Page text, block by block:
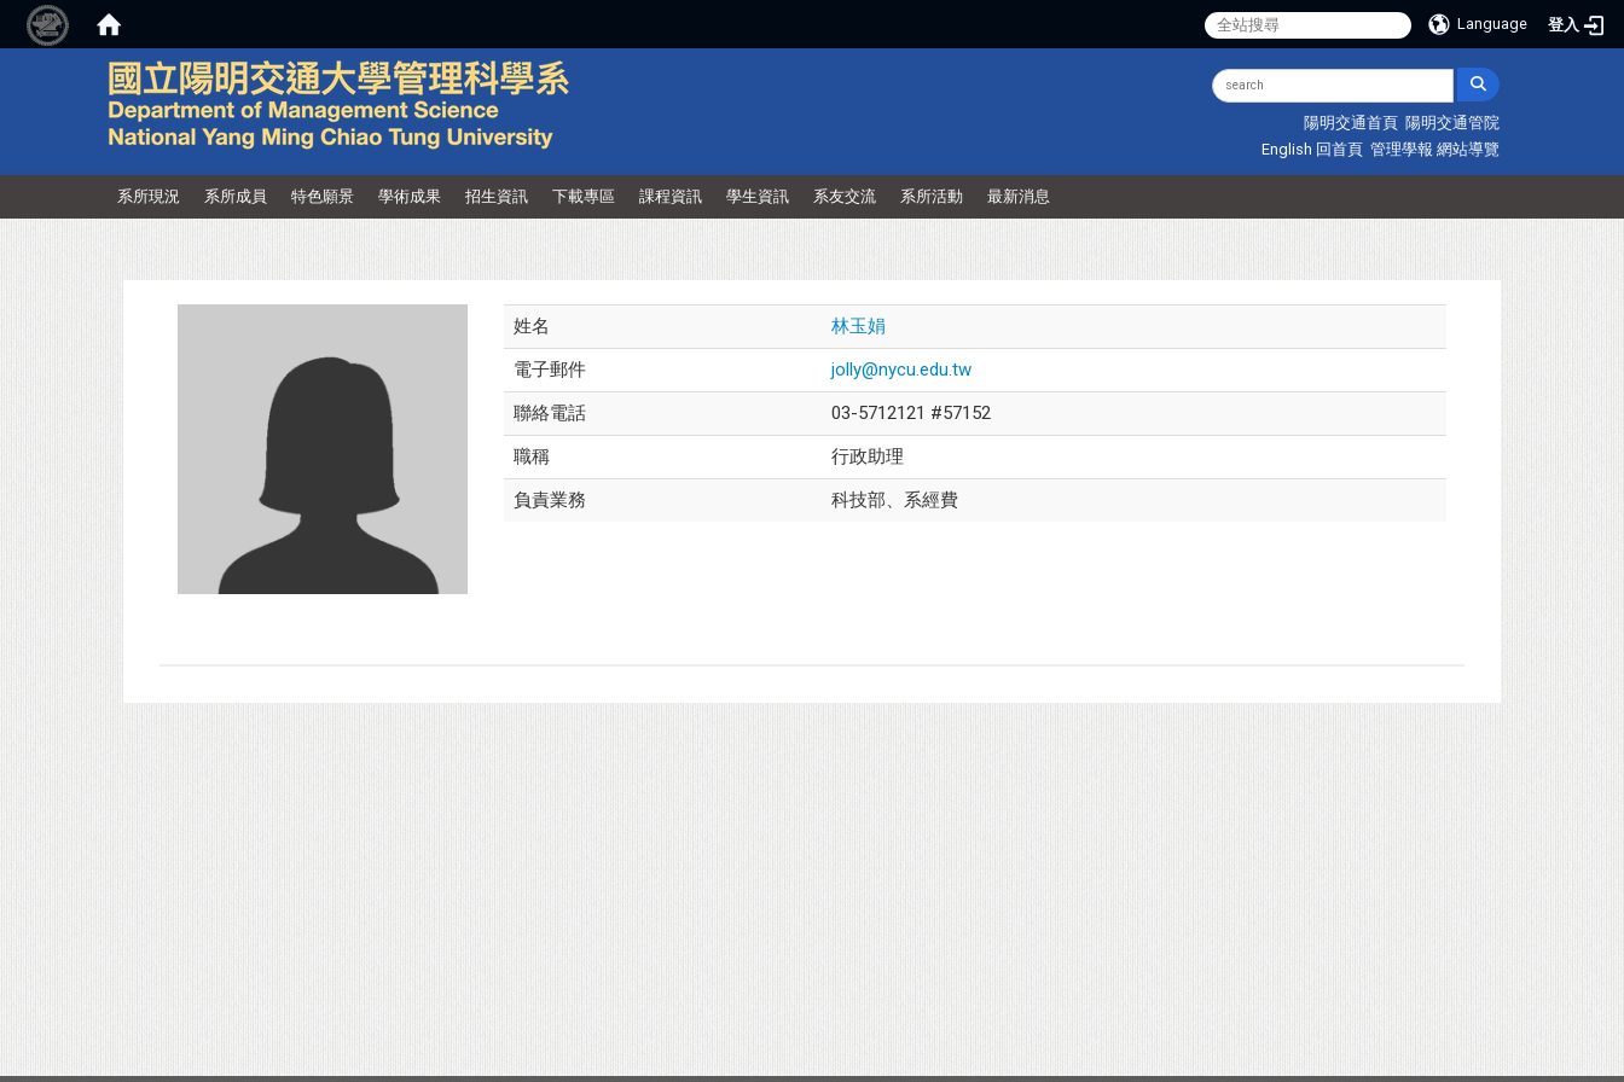
Language 登入
陽明交通首頁 陽明交通管院
English 回首頁 管理學報 網站導覽
系所現況 系所成員 特色願景 學術成果 招生資訊 下載專區 課程資訊 學生資訊 系友交流 系所活動 最新消息
姓名
林玉娟
電子郵件
jolly@nycu.edu.tw
聯絡電話
03-5712121 #57152
職稱
行政助理
負責業務
科技部、系經費